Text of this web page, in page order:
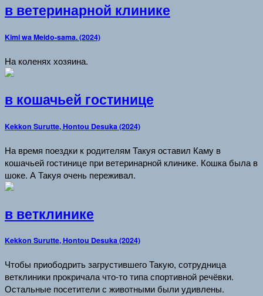
в ветеринарной клинике
Kimi wa Meido-sama. (2024)
На коленях хозяина.
в кошачьей гостинице
Kekkon Surutte, Hontou Desuka (2024)
На время поездки к родителям Такуя оставил Каму в
кошачьей гостинице при ветеринарной клинике. Кошка была в
шоке. А Такуя очень переживал.
в ветклинике
Kekkon Surutte, Hontou Desuka (2024)
Чтобы приободрить загрустившего Такую, сотрудница
ветклиники прокричала что-то типа спортивной речёвки.
Остальные посетители с животными были удивлены.